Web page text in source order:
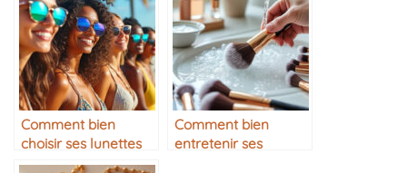
Comment bien
choisir ses lunettes
de soleil
Comment bien
entretenir ses